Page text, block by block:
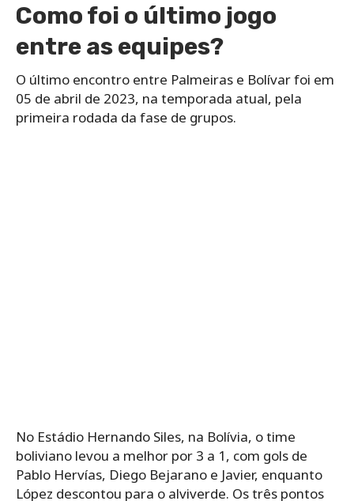
Como foi o último jogo
entre as equipes?
O último encontro entre Palmeiras e Bolívar foi em
05 de abril de 2023, na temporada atual, pela
primeira rodada da fase de grupos.
No Estádio Hernando Siles, na Bolívia, o time
boliviano levou a melhor por 3 a 1, com gols de
Pablo Hervías, Diego Bejarano e Javier, enquanto
López descontou para o alviverde. Os três pontos